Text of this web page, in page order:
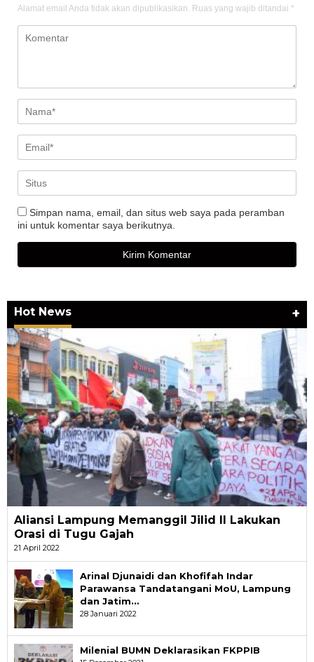
Alamat email Anda tidak akan dipublikasikan. Ruas yang wajib ditandai *
Simpan nama, email, dan situs web saya pada peramban
ini untuk komentar saya berikutnya.
Hot News +
Aliansi Lampung Memanggil Jilid II Lakukan
Orasi di Tugu Gajah
21 April 2022
Arinal Djunaidi dan Khofifah Indar
Parawansa Tandatangani MoU, Lampung
dan Jatim…
28 Januari 2022
Milenial BUMN Deklarasikan FKPPIB